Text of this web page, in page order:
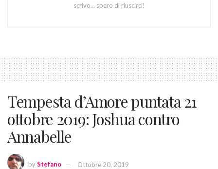
scrivo... spero di riuscirci!
Tempesta d’Amore puntata 21
ottobre 2019: Joshua contro
Annabelle
byStefano Ottobre 20, 2019